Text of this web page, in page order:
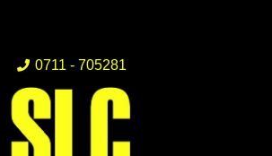
0711 - 705281